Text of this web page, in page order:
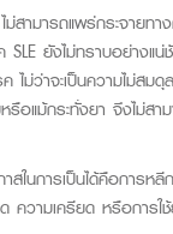
สามารถแพร่กระจายทา
SLE ยังไม่ทราบอย่างแ
ไม่ว่าจะเป็นความไม่สม
อแม้กระทั่งยา จึงไม่สา
สในการเป็นได้คือการห
ความเครียด หรือการใ